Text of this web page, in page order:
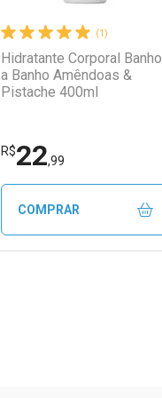
(1)
Hidratante Corporal Banho
a Banho Amêndoas &
Pistache 400ml
R$22,99
COMPRAR